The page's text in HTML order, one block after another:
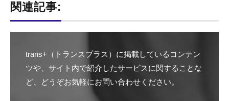
関連記事:
trans+（トランスプラス）に掲載しているコンテン
ツや、サイト内で紹介したサービスに関することな
ど、どうぞお気軽にお問い合わせください。